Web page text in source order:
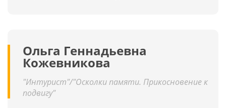
Ольга Геннадьевна
Кожевникова
"Интурист"/"Осколки памяти. Прикосновение к
подвигу"